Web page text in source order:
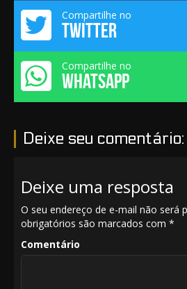
Compartilhe no
TWITTER
Compartilhe no
WHATSAPP
Deixe seu comentário:
Deixe uma resposta
O seu endereço de e-mail não será
obrigatórios são marcados com *
Comentário